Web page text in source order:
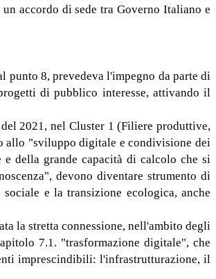
accordo di sede tra Governo Italiano e
punto 8, prevedeva l'impegno da parte di
di pubblico interesse, attivando il
2021, nel Cluster 1 (Filiere produttive,
allo "sviluppo digitale e condivisione dei
della grande capacità di calcolo che si
devono diventare strumento di
e la transizione ecologica, anche
la stretta connessione, nell'ambito degli
7.1. "trasformazione digitale", che
imprescindibili: l'infrastrutturazione, il